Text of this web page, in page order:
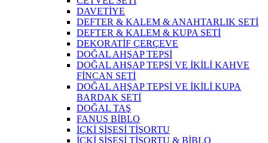
DAVETİYE
DEFTER & KALEM & ANAHTARLIK SETİ
DEFTER & KALEM & KUPA SETİ
DEKORATİF ÇERÇEVE
DOĞAL AHŞAP TEPSİ
DOĞAL AHŞAP TEPSİ VE İKİLİ KAHVE
FİNCAN SETİ
DOĞAL AHŞAP TEPSİ VE İKİLİ KUPA
BARDAK SETİ
DOĞAL TAŞ
FANUS BİBLO
İÇKİ ŞİŞESİ TİŞORTU
İÇKİ ŞİŞESİ TİŞORTU & BİBLO